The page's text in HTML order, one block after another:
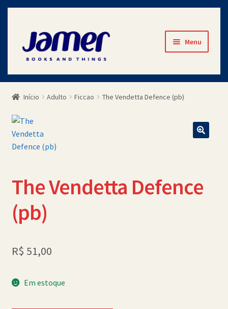
Pular
para
navegação
Pular
para
conteúdo
Menu
Início
Avaliações
Contato
Minha Conta
SCHOLASTICBOOKCLUB
Início Adulto Ficcao The Vendetta Defence (pb)
The Vendetta Defence
(pb)
R$ 51,00
Em estoque